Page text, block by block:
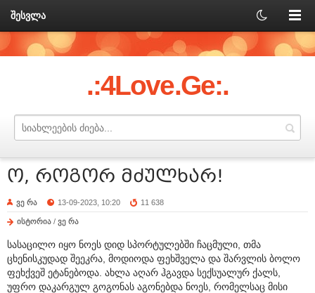
შესვლა
.:4Love.Ge:.
ო, როგორ მძულხარ!
ვე რა 13-09-2023, 10:20 11 638
ისტორია / ვე რა
სასაცილო იყო ნოეს დიდ სპორტულებში ჩაცმული, თმა
ცხენისკუდად შეეკრა, მოდიოდა ფეხშველა და შარვლის ბოლო
ფეხქვეშ ეტანებოდა. ახლა აღარ ჰგავდა სექსუალურ ქალს,
უფრო დაკარგულ გოგონას აგონებდა ნოეს, რომელსაც მისი